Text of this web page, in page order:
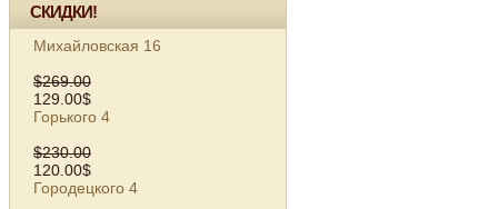
СКИДКИ!
Михайловская 16
$269.00
129.00$
Горького 4
$230.00
120.00$
Городецкого 4